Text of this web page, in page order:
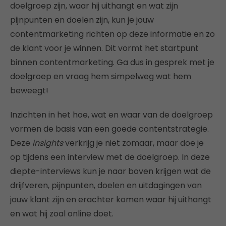
doelgroep zijn, waar hij uithangt en wat zijn
pijnpunten en doelen zijn, kun je jouw
contentmarketing richten op deze informatie en zo
de klant voor je winnen. Dit vormt het startpunt
binnen contentmarketing. Ga dus in gesprek met je
doelgroep en vraag hem simpelweg wat hem
beweegt!
Inzichten in het hoe, wat en waar van de doelgroep
vormen de basis van een goede contentstrategie.
Deze insightsverkrijg je niet zomaar, maar doe je
op tijdens een interview met de doelgroep. In deze
diepte-interviews kun je naar boven krijgen wat de
drijfveren, pijnpunten, doelen en uitdagingen van
jouw klant zijn en erachter komen waar hij uithangt
en wat hij zoal online doet.